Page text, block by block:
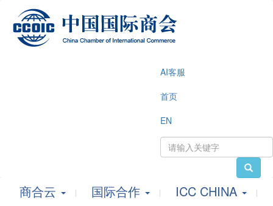
AI客服
首页
EN
商合云 国际合作
ICC CHINA